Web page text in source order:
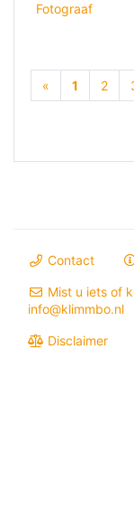
Fotograaf
« 1 (current)
2
Contact
Mist u iets of
info@klimmbo.nl
Disclaimer